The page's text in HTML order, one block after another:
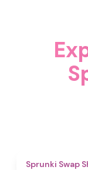
Sprunki Swap